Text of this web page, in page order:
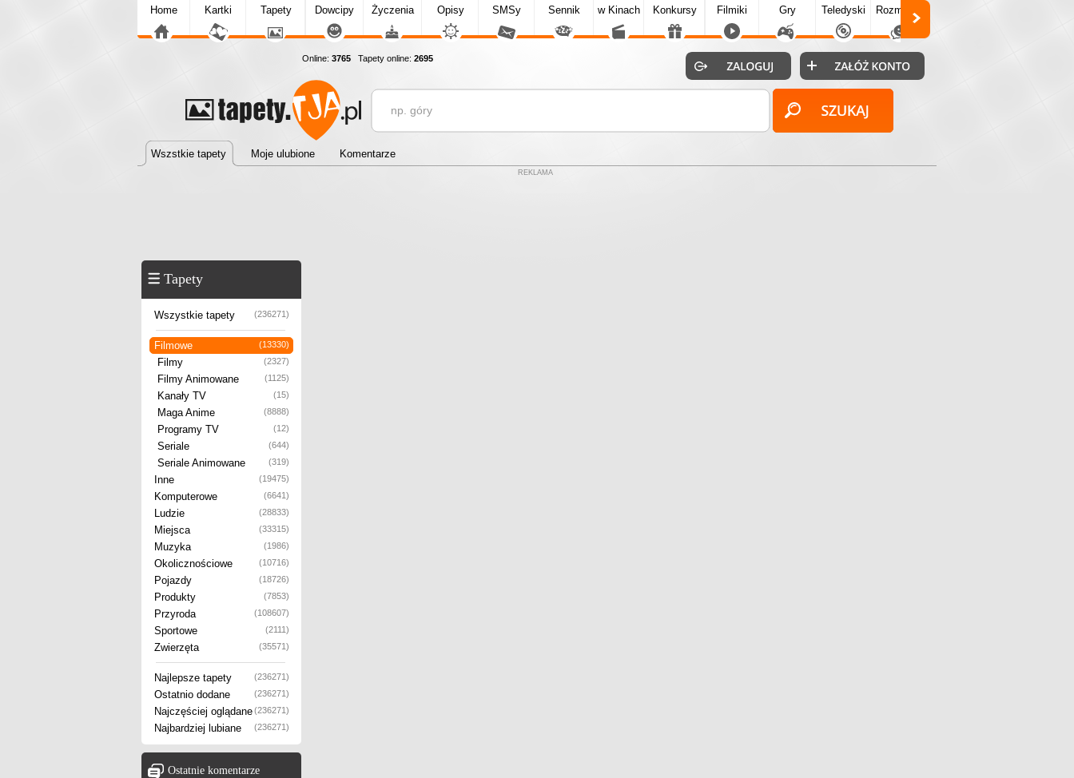
Home Kartki Tapety Dowcipy Życzenia Opisy SMSy Sennik w Kinach Konkursy Filmiki Gry Teledyski Rozmówki
Online: 3765 Tapety online: 2695
Wszstkie tapety Moje ulubione Komentarze
REKLAMA
Tapety
Wszystkie tapety (236271)
Filmowe (13330)
Filmy (2327)
Filmy Animowane (1125)
Kanały TV (15)
Maga Anime (8888)
Programy TV (12)
Seriale (644)
Seriale Animowane (319)
Inne (19475)
Komputerowe (6641)
Ludzie (28833)
Miejsca (33315)
Muzyka (1986)
Okolicznościowe (10716)
Pojazdy (18726)
Produkty (7853)
Przyroda (108607)
Sportowe (2111)
Zwierzęta (35571)
Najlepsze tapety (236271)
Ostatnio dodane (236271)
Najczęściej oglądane(236271)
Najbardziej lubiane (236271)
Ostatnie komentarze